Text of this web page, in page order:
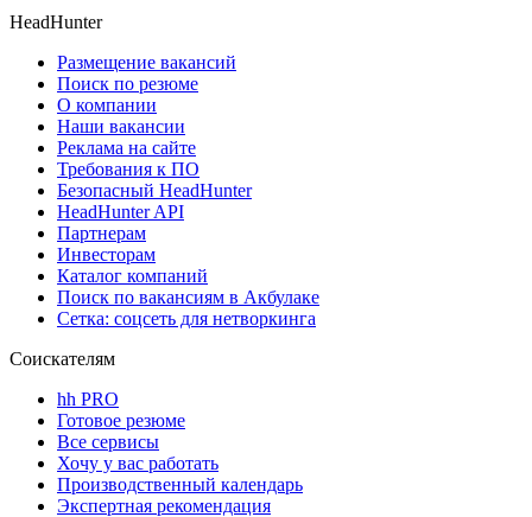
HeadHunter
Размещение вакансий
Поиск по резюме
О компании
Наши вакансии
Реклама на сайте
Требования к ПО
Безопасный HeadHunter
HeadHunter API
Партнерам
Инвесторам
Каталог компаний
Поиск по вакансиям в Акбулаке
Сетка: соцсеть для нетворкинга
Соискателям
hh PRO
Готовое резюме
Все сервисы
Хочу у вас работать
Производственный календарь
Экспертная рекомендация